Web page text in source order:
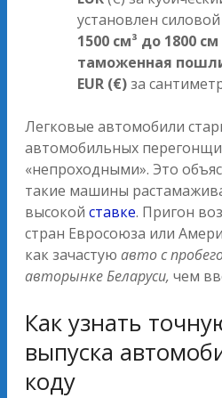
установлен силовой
1500 см³ до 1800 см
таможенная
EUR (€)за
Легковые автомобили
автомобильных
«непроходными». Это
такие машины
высокой ставке. Пригон
стран Евросоюза или
как зачастую авто с
авторынке Беларуси, чем
Как узнать
выпуска
коду